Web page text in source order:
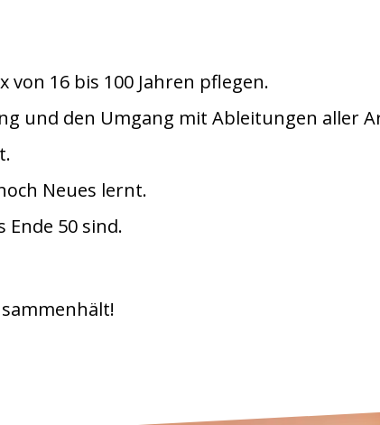
16 bis 100 Jahren pflegen.
und den Umgang mit Ableitungen aller
Neues lernt.
50 sind.